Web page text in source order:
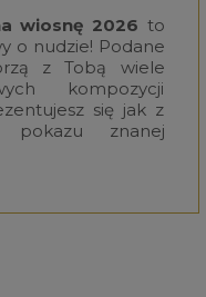
wiosnę 2026 to
o nudzie! Podane
z Tobą wiele
kompozycji
się jak z
pokazu znanej